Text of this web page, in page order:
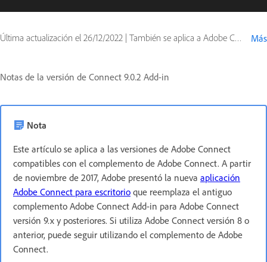
Última actualización el 26/12/2022 | También se aplica a Adobe Connect 9 Más
Notas de la versión de Connect 9.0.2 Add-in
Nota
Este artículo se aplica a las versiones de Adobe Connect
compatibles con el complemento de Adobe Connect. A partir
de noviembre de 2017, Adobe presentó la nueva aplicación
Adobe Connect para escritorio que reemplaza el antiguo
complemento Adobe Connect Add-in para Adobe Connect
versión 9.x y posteriores. Si utiliza Adobe Connect versión 8 o
anterior, puede seguir utilizando el complemento de Adobe
Connect.